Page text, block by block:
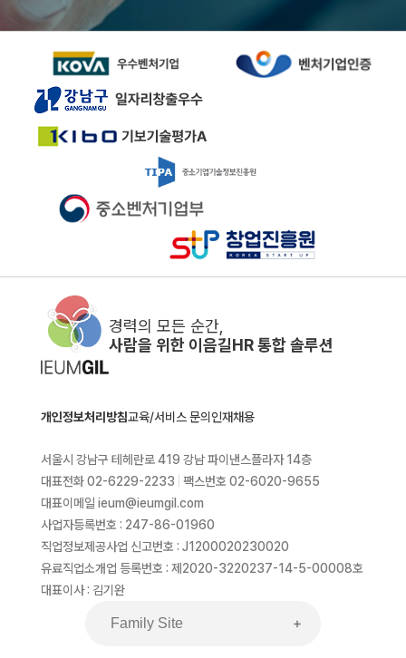
경력의 모든 순간,
사람을 위한 이음길HR 통합 솔루션
개인정보처리방침교육/서비스 문의 인재채용
서울시 강남구 테헤란로 419 강남 파이낸스플라자 14층
대표전화 02-6229-2233
팩스번호 02-6020-9655
대표이메일 ieum@ieumgil.com
사업자등록번호 : 247-86-01960
직업정보제공사업 신고번호 : J1200020230020
유료직업소개업 등록번호 : 제2020-3220237-14-5-00008호
대표이사 : 김기완